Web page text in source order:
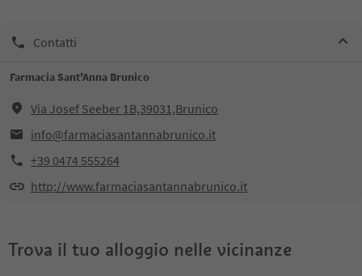
Contatti
Farmacia Sant'Anna Brunico
Via Josef Seeber 1B,39031,Brunico
info@farmaciasantannabrunico.it
+39 0474 555264
http://www.farmaciasantannabrunico.it
Trova il tuo alloggio nelle vicinanze